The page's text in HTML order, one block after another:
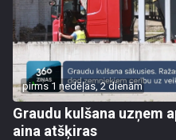
pirms 1 nedēļas, 2 dienām
Graudu kulšana uzņem
aina atšķiras